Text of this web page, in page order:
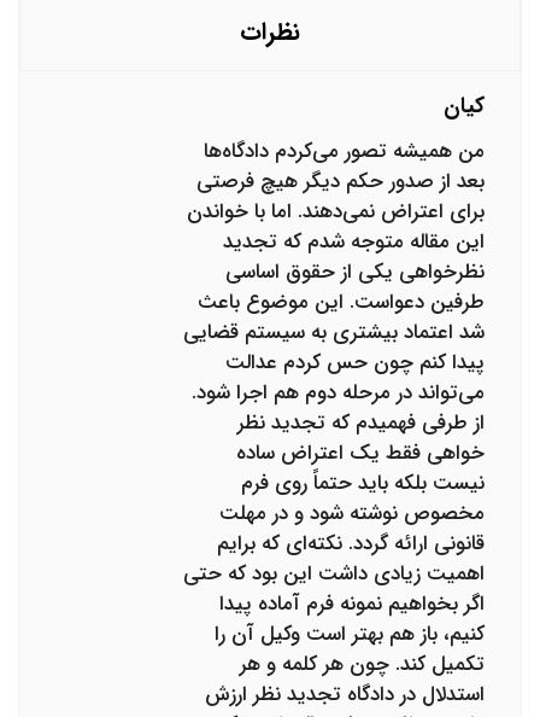
نظرات
کیان
من همیشه تصور می‌کردم دادگاه‌ها
بعد از صدور حکم دیگر هیچ فرصتی
برای اعتراض نمی‌دهند. اما با خواندن
این مقاله متوجه شدم که تجدید
نظرخواهی یکی از حقوق اساسی
طرفین دعواست. این موضوع باعث
شد اعتماد بیشتری به سیستم قضایی
پیدا کنم چون حس کردم عدالت
می‌تواند در مرحله دوم هم اجرا شود.
از طرفی فهمیدم که تجدید نظر
خواهی فقط یک اعتراض ساده
نیست بلکه باید حتماً روی فرم
مخصوص نوشته شود و در مهلت
قانونی ارائه گردد. نکته‌ای که برایم
اهمیت زیادی داشت این بود که حتی
اگر بخواهیم نمونه فرم آماده پیدا
کنیم، باز هم بهتر است وکیل آن را
تکمیل کند. چون هر کلمه و هر
استدلال در دادگاه تجدید نظر ارزش